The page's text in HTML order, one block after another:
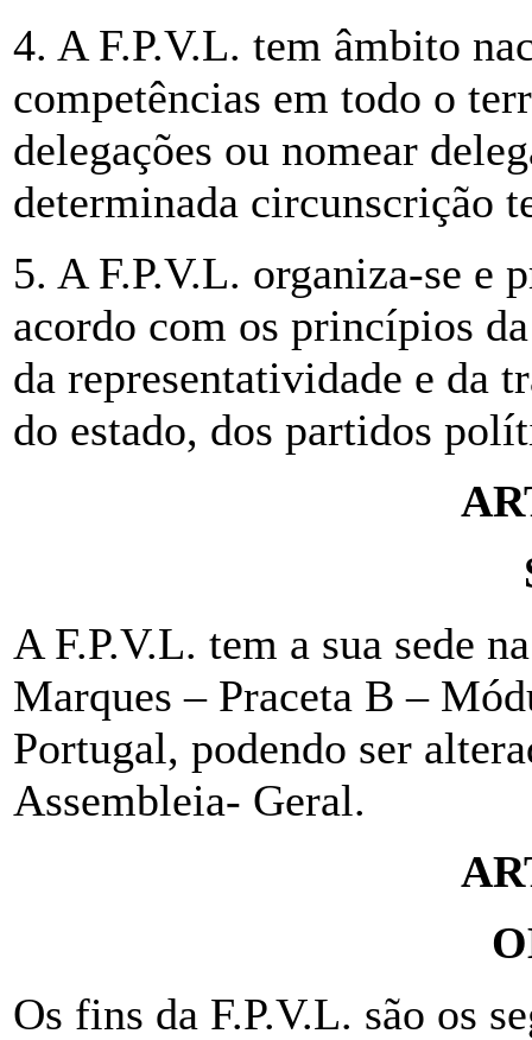
4. A F.P.V.L. tem âmbito
competências em todo o
delegações ou nomear
determinada circunscrição
5. A F.P.V.L. organiza-se e
acordo com os princípios
da representatividade e da
do estado, dos partidos
A F.P.V.L. tem a sua sede
Marques – Praceta B –
Portugal, podendo ser
Assembleia- Geral.
Os fins da F.P.V.L. são os